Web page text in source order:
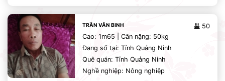
50
TRẦN VĂN BINH
Cao: 1m65 | Cân nặng: 50kg
Đang số tại: Tỉnh Quảng Ninh
Quê quán: Tỉnh Quảng Ninh
Nghề nghiệp: Nông nghiệp